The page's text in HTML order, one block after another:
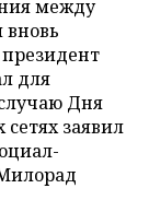
между
для
Дня
заявил